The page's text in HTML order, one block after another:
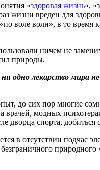
«здоровая жизнь»,
жизни вреден для
воле волн», в то
ничем не
природы.
одно лекарство мира
до сих пор многие
модных
дворца спорта,
в отсутствии подчас